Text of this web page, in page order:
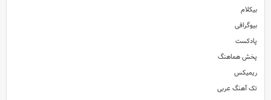
دانلود سریال
بیکلام
بیوگرافی
پادکست
پخش هماهنگ
ریمیکس
تک آهنگ عربی